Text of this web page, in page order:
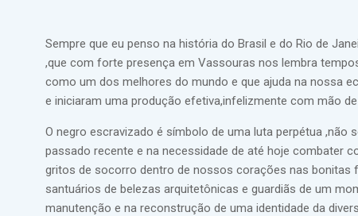
Sempre que eu penso na história do Brasil e do Rio de
,que com forte presença em Vassouras nos lembra
como um dos melhores do mundo e que ajuda na nossa
e iniciaram uma produção efetiva,infelizmente com mão
O negro escravizado é símbolo de uma luta perpétua
passado recente e na necessidade de até hoje combater
gritos de socorro dentro de nossos corações nas bonitas
santuários de belezas arquitetônicas e guardiãs de um
manutenção e na reconstrução de uma identidade da